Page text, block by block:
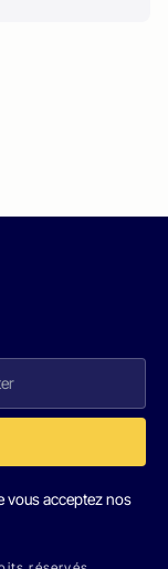
vous acceptez nos